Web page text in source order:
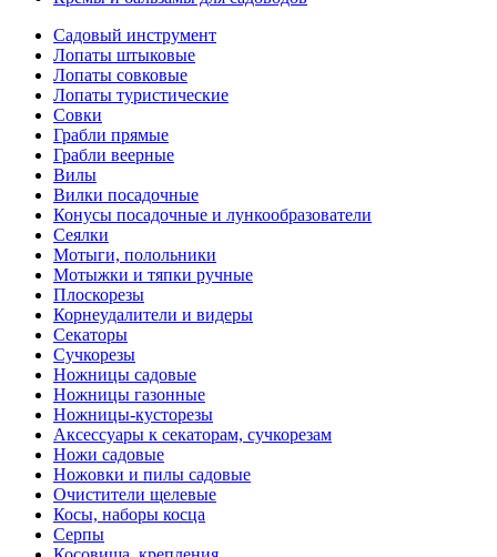
Садовый инструмент
Лопаты штыковые
Лопаты совковые
Лопаты туристические
Совки
Грабли прямые
Грабли веерные
Вилы
Вилки посадочные
Конусы посадочные и лункообразователи
Сеялки
Мотыги, полольники
Мотыжки и тяпки ручные
Плоскорезы
Корнеудалители и видеры
Секаторы
Сучкорезы
Ножницы садовые
Ножницы газонные
Ножницы-кусторезы
Аксессуары к секаторам, сучкорезам
Ножи садовые
Ножовки и пилы садовые
Очистители щелевые
Косы, наборы косца
Серпы